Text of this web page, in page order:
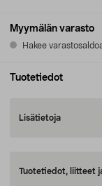
Myymälän varasto
Hakee
Tuotetiedot
Lisätietoja
Tuotetiedot, liitteet